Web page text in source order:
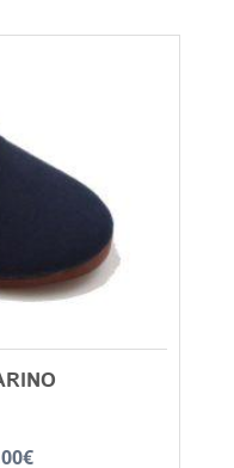
al mejor
tenemos un gran
a los más
y
abuelos,
la 46 (según
entre dos
grand
€Rango